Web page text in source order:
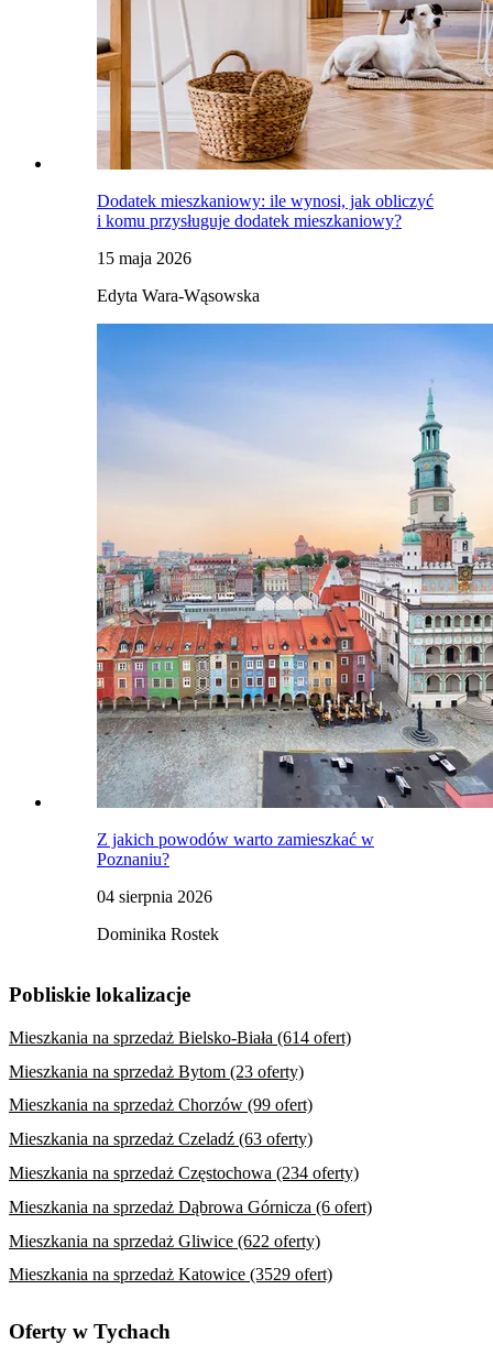
Dodatek mieszkaniowy: ile wynosi, jak obliczyć
i komu przysługuje dodatek mieszkaniowy?
15 maja 2026
Edyta Wara-Wąsowska
Z jakich powodów warto zamieszkać w
Poznaniu?
04 sierpnia 2026
Dominika Rostek
Pobliskie lokalizacje
Mieszkania na sprzedaż Bielsko-Biała (614 ofert)
Mieszkania na sprzedaż Bytom (23 oferty)
Mieszkania na sprzedaż Chorzów (99 ofert)
Mieszkania na sprzedaż Czeladź (63 oferty)
Mieszkania na sprzedaż Częstochowa (234 oferty)
Mieszkania na sprzedaż Dąbrowa Górnicza (6 ofert)
Mieszkania na sprzedaż Gliwice (622 oferty)
Mieszkania na sprzedaż Katowice (3529 ofert)
Oferty w Tychach